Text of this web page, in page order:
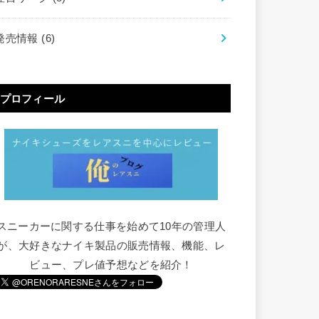
売情報 (6)
プロフィール
ニーカーに関する仕事を始めて10年の管理人
、大好きなナイキ製品の販売情報、機能、レ
ビュー、プレ値予想などを紹介！